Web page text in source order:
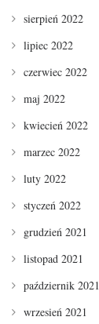
sierpień 2022
lipiec 2022
czerwiec 2022
maj 2022
kwiecień 2022
marzec 2022
luty 2022
styczeń 2022
grudzień 2021
listopad 2021
październik 2021
wrzesień 2021